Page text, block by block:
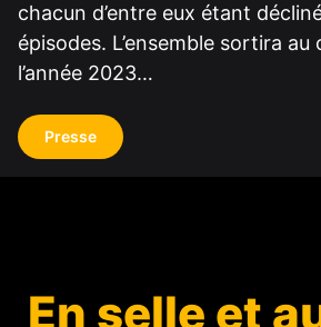
chacun d’entre eux étant
épisodes. L’ensemble sortira au
l’année 2023…
Presse
En selle et